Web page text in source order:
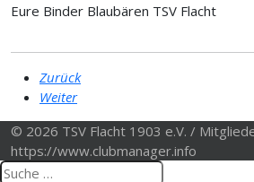
Eure Binder Blaubären TSV Flacht
Zurück
Weiter
© 2026 TSV Flacht 1903 e.V. /
https://www.clubmanager.info